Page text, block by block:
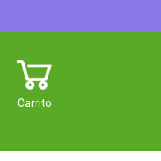
Carrito